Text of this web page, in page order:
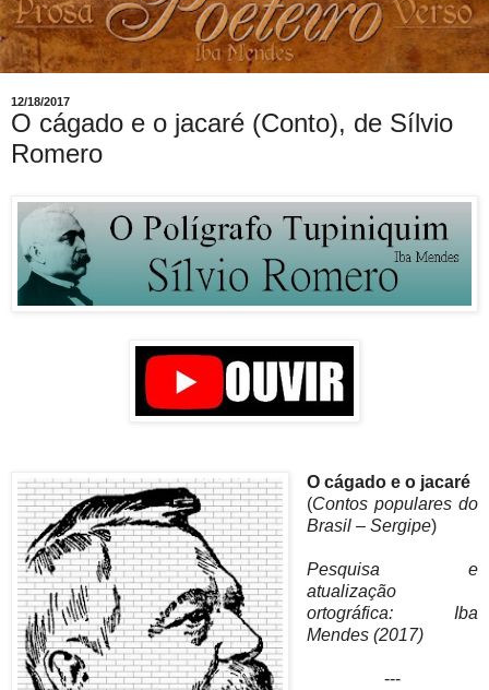
12/18/2017
O cágado e o jacaré (Conto), de Sílvio
Romero
O cágado e o jacaré
(Contos populares do
Brasil – Sergipe)
Pesquisa e
atualização
ortográfica: Iba
Mendes (2017)
---